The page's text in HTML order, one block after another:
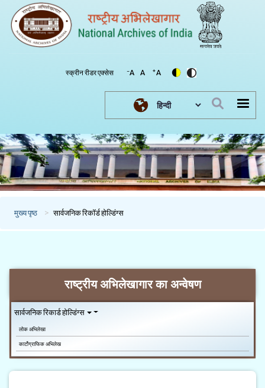
स्क्रीन रीडर एक्सेस -A A +A
Select your language
मुख्य पृष्ठ सार्वजनिक रिकॉर्ड होल्डिंग्स
राष्ट्रीय अभिलेखागार का अन्वेषण
सार्वजनिक रिकार्ड होल्डिंग्स
लोक अभिलेखा
कार्टोग्राफिक अभिलेख